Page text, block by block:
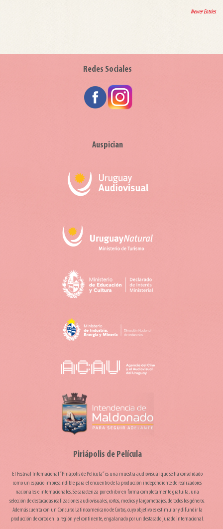
Newer Entries
Redes Sociales
Auspician
Piriápolis de Película
El Festival Internacional “Piriápolis de Película” es una muestra audiovisual que se ha consolidado
como un espacio imprescindible para el encuentro de la producción independiente de realizadores
nacionales e internacionales. Se caracteriza por exhibir en forma completamente gratuita, una
selección de destacadas realizaciones audiovisuales, cortos, medios y largometrajes, de todos los géneros.
Además cuenta con un Concurso Latinoamericano de Cortos, cuyo objetivo es estimular y difundir la
producción de cortos en la región y el continente, engalanado por un destacado jurado internacional.